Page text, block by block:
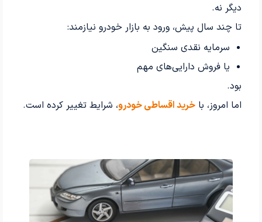
دیگر نه.
تا چند سال پیش، ورود به بازار خودرو نیازمند:
سرمایه نقدی سنگین
یا فروش دارایی‌های مهم
بود.
اما امروز، با خرید اقساطی خودرو، شرایط تغییر کرده است.